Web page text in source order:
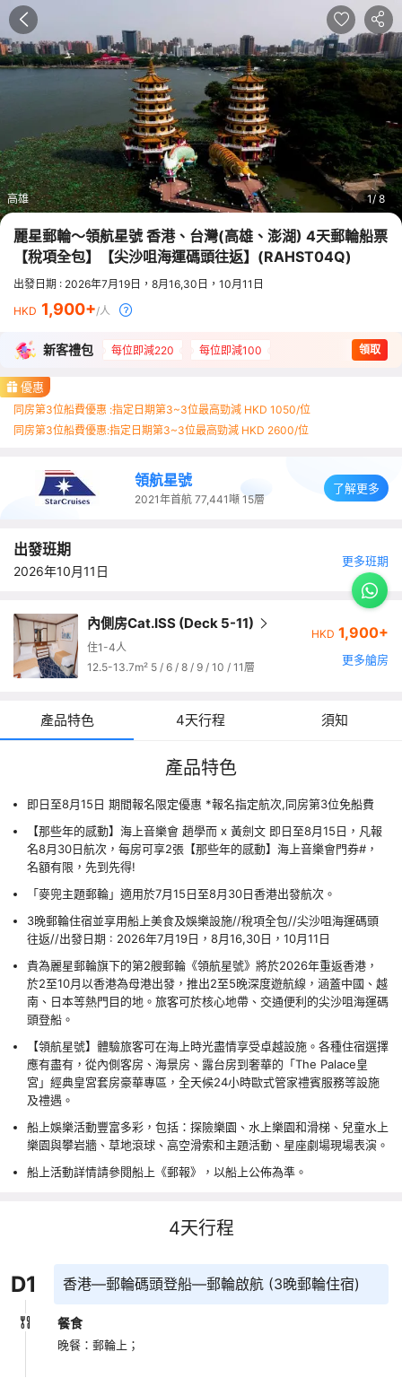
高雄 1 8
麗星郵輪～領航星號 香港、台灣(高雄、澎湖) 4天郵輪船票
【稅項全包】【尖沙咀海運碼頭往返】 (RAHST04Q)
出發日期 : 2026年7月19日，8月16,30日，10月11日
HKD 1,900 /人
新客禮包 每位即減220 每位即減100 領取
優惠
同房第3位船費優惠 :指定日期第3~3位最高勁減 HKD 1050/位
同房第3位船費優惠:指定日期第3~3位最高勁減 HKD 2600/位
領航星號
2021年首航 77,441噸 15層
了解更多
出發班期
2026年10月11日
更多班期
內側房Cat.ISS (Deck 5-11)
住1-4人
12.5-13.7m² 5 / 6 / 8 / 9 / 10 / 11層
HKD 1,900+
更多艙房
產品特色 4天行程 須知
產品特色
即日至8月15日 期間報名限定優惠 *報名指定航次,同房第3位免船費
【那些年的感動】海上音樂會 趙學而 x 黃劍文 即日至8月15日，凡報
名8月30日航次，每房可享2張【那些年的感動】海上音樂會門券#，
名額有限，先到先得!
「麥兜主題郵輪」適用於7月15日至8月30日香港出發航次。
3晚郵輪住宿並享用船上美食及娛樂設施//稅項全包//尖沙咀海運碼頭
往返//出發日期 : 2026年7月19日，8月16,30日，10月11日
貴為麗星郵輪旗下的第2艘郵輪《領航星號》將於2026年重返香港，
於2至10月以香港為母港出發，推出2至5晚深度遊航線，涵蓋中國、越
南、日本等熱門目的地。旅客可於核心地帶、交通便利的尖沙咀海運碼
頭登船。
【領航星號】體驗旅客可在海上時光盡情享受卓越設施。各種住宿選擇
應有盡有，從內側客房、海景房、露台房到奢華的「The Palace皇
宮」經典皇宮套房豪華專區，全天候24小時歐式管家禮賓服務等設施
及禮遇。
船上娛樂活動豐富多彩，包括：探險樂園、水上樂園和滑梯、兒童水上
樂園與攀岩牆、草地滾球、高空滑索和主題活動、星座劇場現場表演。
船上活動詳情請參閱船上《郵報》，以船上公佈為準。
4天行程
D1 香港—郵輪碼頭登船—郵輪啟航 (3晚郵輪住宿)
餐食
晚餐：郵輪上；